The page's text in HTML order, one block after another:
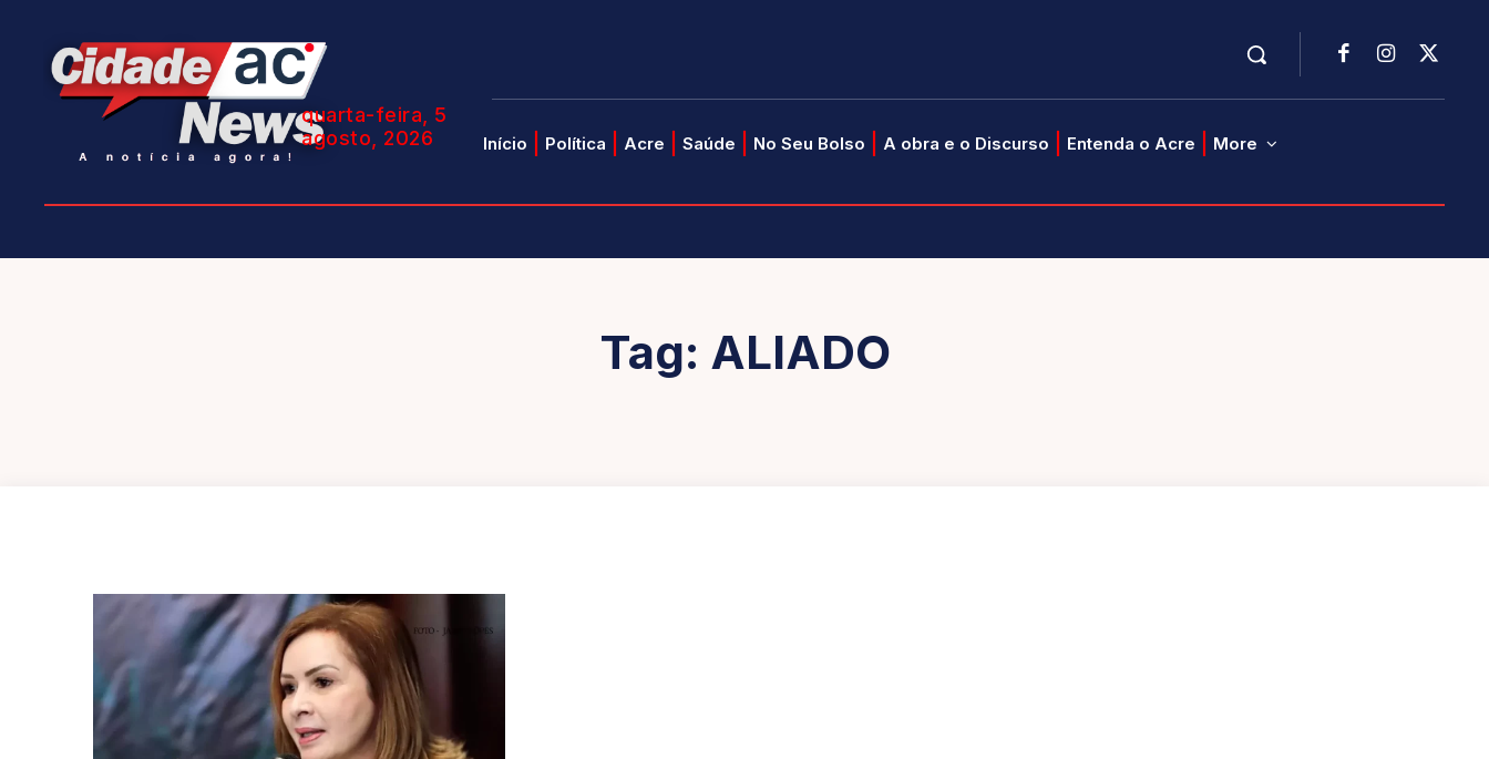
quarta-feira, 5
agosto, 2026
Início Política Acre Saúde No Seu Bolso A obra e o Discurso Entenda o Acre More
Tag: ALIADO